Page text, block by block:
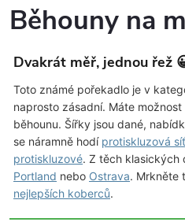
Běhouny na
Dvakrát měř, jednou řež
Toto známé pořekadlo je v
naprosto zásadní. Máte
běhounu. Šířky jsou dané,
se náramně hodí protiskluzová
protiskluzové. Z těch klasických
Portland nebo Ostrava. Mrkněte
nejlepších koberců.